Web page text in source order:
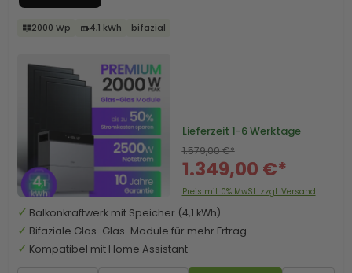
2000 Wp 4,1 kWh bifazial
Lieferzeit 1-6 Werktage
1.349,00 €*
1.579,00 €*
Preis mit 0% MwSt. zzgl. Versand
Balkonkraftwerk mit Speicher (4,1 kWh)
Bifaziale Glas-Glas-Module für mehr Ertrag
Kompatibel mit Home Assistant